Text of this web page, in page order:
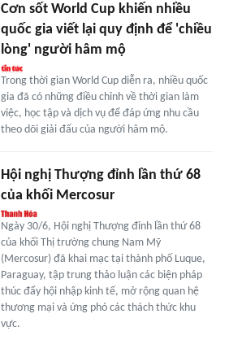
Cơn sốt World Cup khiến nhiều
quốc gia viết lại quy định để 'chiều
lòng' người hâm mộ
Trong thời gian World Cup diễn ra, nhiều quốc
gia đã có những điều chỉnh về thời gian làm
việc, học tập và dịch vụ để đáp ứng nhu cầu
theo dõi giải đấu của người hâm mộ.
Hội nghị Thượng đỉnh lần thứ 68
của khối Mercosur
Ngày 30/6, Hội nghị Thượng đỉnh lần thứ 68
của khối Thị trường chung Nam Mỹ
(Mercosur) đã khai mạc tại thành phố Luque,
Paraguay, tập trung thảo luận các biện pháp
thúc đẩy hội nhập kinh tế, mở rộng quan hệ
thương mại và ứng phó các thách thức khu
vực.